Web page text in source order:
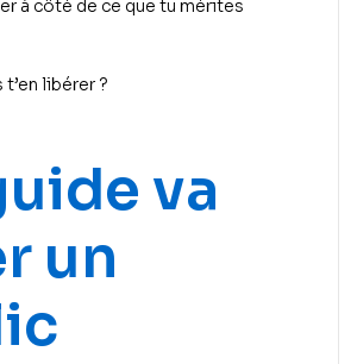
à côté de ce que tu mérites
libérer ?
va
un